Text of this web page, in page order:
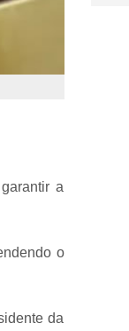
a
o
da